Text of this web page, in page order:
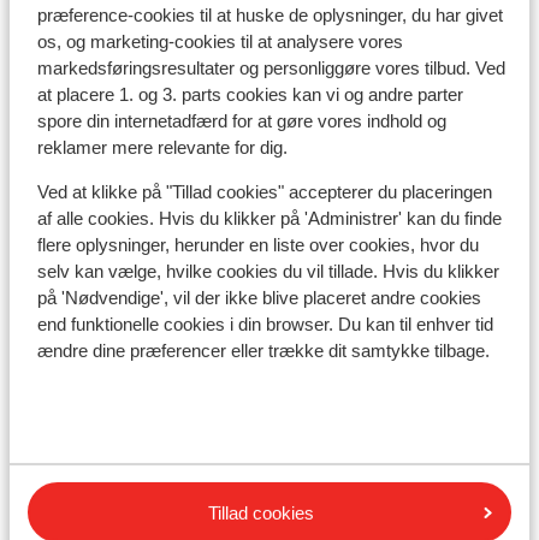
præference-cookies til at huske de oplysninger, du har givet
os, og marketing-cookies til at analysere vores
markedsføringsresultater og personliggøre vores tilbud. Ved
at placere 1. og 3. parts cookies kan vi og andre parter
spore din internetadfærd for at gøre vores indhold og
reklamer mere relevante for dig.
Ved at klikke på "Tillad cookies" accepterer du placeringen
af alle cookies. Hvis du klikker på 'Administrer' kan du finde
flere oplysninger, herunder en liste over cookies, hvor du
selv kan vælge, hvilke cookies du vil tillade. Hvis du klikker
på 'Nødvendige', vil der ikke blive placeret andre cookies
end funktionelle cookies i din browser. Du kan til enhver tid
ændre dine præferencer eller trække dit samtykke tilbage.
Tillad cookies
Se på kort
I området
Ved stranden (sandstrand, udendørs møbler
(gratis): parasol, liggestole)
I udkanten af centrum
Afstand til det gamle centrum ca. 5,7 kilometer
Afstand til busstoppested ca. 5 meter
Afstand til pengeautomat ca. 100 meter
Afstand til nærmeste butikker ca. 100 meter